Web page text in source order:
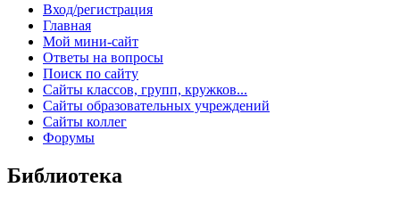
Вход/регистрация
Главная
Мой мини-сайт
Ответы на вопросы
Поиск по сайту
Сайты классов, групп, кружков...
Сайты образовательных учреждений
Сайты коллег
Форумы
Библиотека